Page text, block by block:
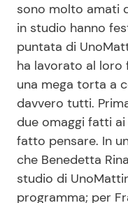
Viaggi e Turismo
Festività
Seguici
sono molto amati
in studio hanno
puntata di
ha lavorato al loro
una mega torta a
davvero tutti.
due omaggi fatti
fatto pensare. In
che Benedetta
studio di
programma; per